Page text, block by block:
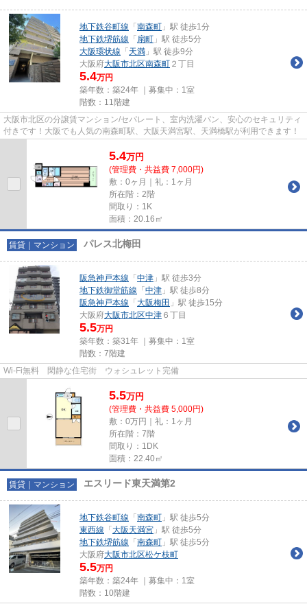
地下鉄谷町線 「 南森町 」駅 徒歩1分
地下鉄堺筋線 「 扇町 」駅 徒歩5分
大阪環状線 「 天満 」駅 徒歩9分
大阪府大阪市北区南森町 ２丁目
5.4万円
築年数：築24年 ｜募集中： 1室
階数：11階建
大阪市北区の分譲賃マンション/セパレート、室内洗濯パン、安心のセキュリティ
付きです！大阪でも人気の南森町駅、大阪天満宮駅、天満橋駅が利用できます！
5.4万円
(管理費・共益費 7,000円)
敷：0ヶ月｜礼：1ヶ月
所在階：2階
間取り：1K
面積：20.16㎡
賃貸｜マンション パレス北梅田
阪急神戸本線 「 中津 」駅 徒歩3分
地下鉄御堂筋線 「 中津 」駅 徒歩8分
阪急神戸本線 「 大阪梅田 」駅 徒歩15分
大阪府大阪市北区中津 ６丁目
5.5万円
築年数：築31年 ｜募集中： 1室
階数：7階建
Wi-Fi無料 閑静な住宅街 ウォシュレット完備
5.5万円
(管理費・共益費 5,000円)
敷：0万円｜礼：1ヶ月
所在階：7階
間取り：1DK
面積：22.40㎡
賃貸｜マンション エスリード東天満第2
地下鉄谷町線 「 南森町 」駅 徒歩5分
東西線 「 大阪天満宮 」駅 徒歩5分
地下鉄堺筋線 「 南森町 」駅 徒歩5分
大阪府大阪市北区松ケ枝町
5.5万円
築年数：築24年 ｜募集中： 1室
階数：10階建